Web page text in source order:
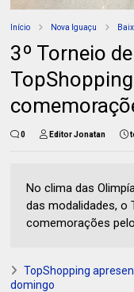
Início Nova Iguaçu
3º Torneio
0 Editor Jonatan
No clima das
das modalidades, o
comemorações
TopShopping
domingo